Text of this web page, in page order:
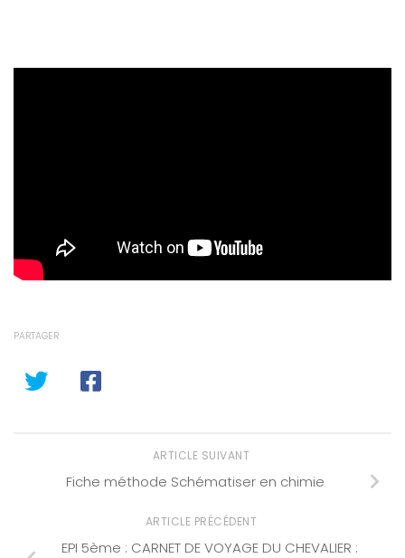
PARTAGER
ARTICLE SUIVANT
Fiche méthode Schématiser en chimie
ARTICLE PRÉCÉDENT
EPI 5ème : CARNET DE VOYAGE DU CHEVALIER :